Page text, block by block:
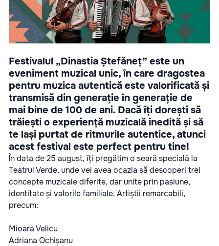
Festivalul „Dinastia Ștefăneț” este un
eveniment muzical unic, în care dragostea
pentru muzica autentică este valorificată și
transmisă din generație în generație de
mai bine de 100 de ani. Dacă îți dorești să
trăiești o experiență muzicală inedită și să
te lași purtat de ritmurile autentice, atunci
acest festival este perfect pentru tine!
În data de 25 august, îți pregătim o seară specială la
Teatrul Verde, unde vei avea ocazia să descoperi trei
concepte muzicale diferite, dar unite prin pasiune,
identitate și valorile familiale. Artiștii remarcabili,
precum:
Mioara Velicu
Adriana Ochișanu